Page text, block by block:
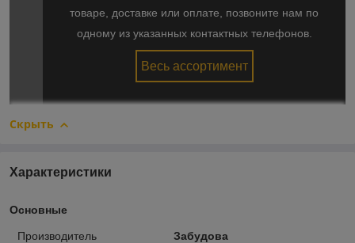
товаре, доставке или оплате, позвоните нам по
одному из указанных контактных телефонов.
Весь ассортимент
Скрыть
Характеристики
Основные
Производитель
Забудова